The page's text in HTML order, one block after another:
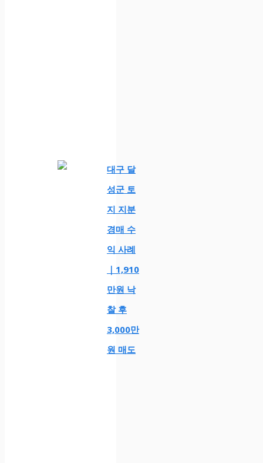
대구 달
성군 토
지 지분
경매 수
익 사례
｜1,910
만원 낙
찰 후
3,000만
원 매도